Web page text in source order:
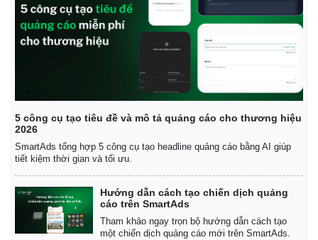
5 công cụ tạo tiêu đề và mô tả quảng cáo cho thương hiệu
2026
SmartAds tổng hợp 5 công cụ tạo headline quảng cáo bằng AI giúp
tiết kiệm thời gian và tối ưu.
Hướng dẫn cách tạo chiến dịch quảng
cáo trên SmartAds
Tham khảo ngay trọn bộ hướng dẫn cách tạo
một chiến dịch quảng cáo mới trên SmartAds.